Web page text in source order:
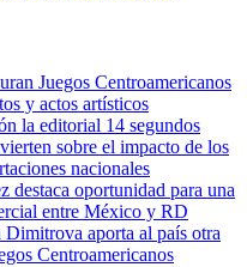
Juegos Centroamericanos
y actos artísticos
la editorial 14 segundos
sobre el impacto de los
nacionales
oportunidad para una
entre México y RD
aporta al país otra
Centroamericanos